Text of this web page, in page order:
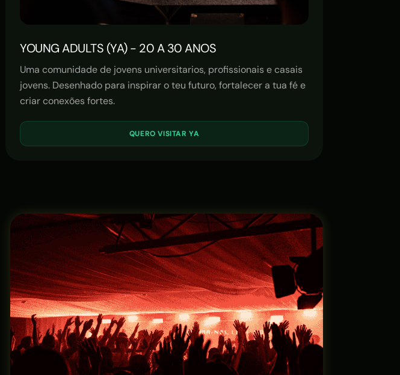
YOUNG ADULTS (YA) - 20 A 30 ANOS
Uma comunidade de jovens universitarios, profissionais e casais
jovens. Desenhado para inspirar o teu futuro, fortalecer a tua fé e
criar conexões fortes.
QUERO VISITAR YA